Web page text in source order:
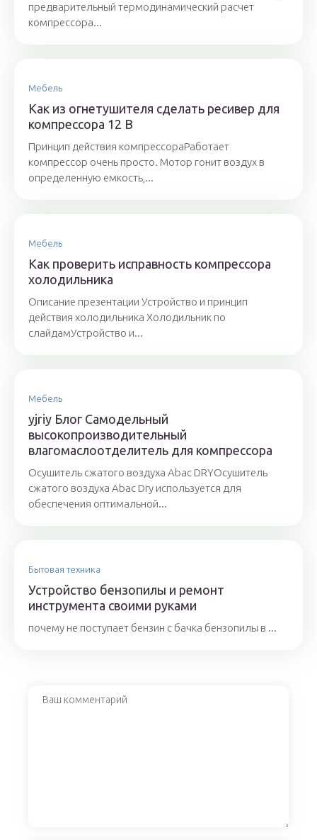
предварительный термодинамический расчет
компрессора...
Мебель
Как из огнетушителя сделать ресивер для
компрессора 12 В
Принцип действия компрессораРаботает
компрессор очень просто. Мотор гонит воздух в
определенную емкость,...
Мебель
Как проверить исправность компрессора
холодильника
Описание презентации Устройство и принцип
действия холодильника Холодильник по
слайдамУстройство и...
Мебель
yjriy Блог Самодельный
высокопроизводительный
влагомаслоотделитель для компрессора
Осушитель сжатого воздуха Abac DRYОсушитель
сжатого воздуха Abac Dry используется для
обеспечения оптимальной...
Бытовая техника
Устройство бензопилы и ремонт
инструмента своими руками
почему не поступает бензин с бачка бензопилы в ...